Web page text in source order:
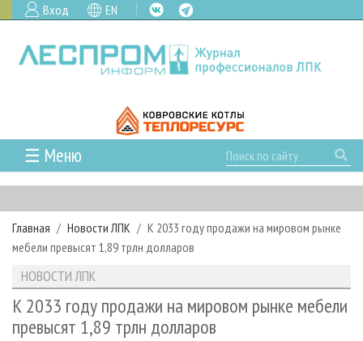
Вход EN
☰ Меню
ГЛАВНАЯ
РУБРИКИ И ТЕМЫ
РУБРИКИ ЖУРНАЛА
ЛЕСОЗАГОТОВКА
ЛЕСОПИЛЕНИЕ
НОВОСТИ
НОВОСТИ ЛПК
НОВОСТИ ЖУРНАЛА
ПРОЕКТЫ ЛПИ
АНАЛИТИКА
ПРЕДПРИЯТИЯ ЛПК
АРХИВ
АРХИВ ЖУРНАЛОВ
О ЖУРНАЛЕ
Главная Новости ЛПК
К 2033 году продажи на мировом рынке
мебели превысят 1,89 трлн долларов
НОВОСТИ ЛПК
К 2033 году продажи на мировом рынке мебели
превысят 1,89 трлн долларов